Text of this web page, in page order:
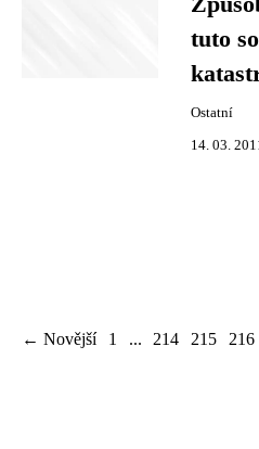
tuto
Ostatní
14. 03.
← Novější 1 ... 214 215 216